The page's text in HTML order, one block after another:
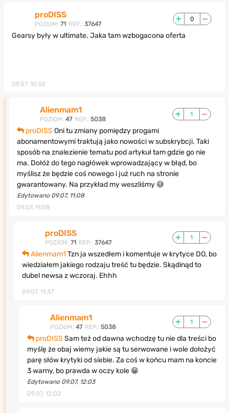
proDISS
POZIOM: 71 REP.: 37647
0
Gearsy były w ultimate. Jaka tam wzbogacona oferta
09.07, 10:52
Alienmam1
POZIOM: 47 REP.: 5038
1
proDISS Oni tu zmiany pomiędzy progami
abonamentowymi traktują jako nowości w subskrybcji. Taki
sposób na znalezienie tematu pod artykuł tam gdzie go nie
ma. Dołóż do tego nagłówek wprowadzający w błąd, bo
myślisz że będzie coś nowego i już ruch na stronie
gwarantowany. Na przykład my weszliśmy 😅
Edytowano 09.07, 11:08
09.07, 11:08
proDISS
POZIOM: 71 REP.: 37647
1
Alienmam1 Tzn ja wszedłem i komentuje w krytyce DO, bo
wiedziałem jakiego rodzaju treść tu będzie. Skądinąd to
dubel newsa z wczoraj. Ehhh
09.07, 11:37
Alienmam1
POZIOM: 47 REP.: 5038
1
proDISS Sam też od dawna wchodzę tu nie dla treści bo
myślę że obaj wiemy jakie są tu serwowane i wole dołożyć
parę słów krytyki od siebie. Za coś w końcu mam na koncie
3 warny, bo prawda w oczy kole 😁
Edytowano 09.07, 12:03
09.07, 12:02